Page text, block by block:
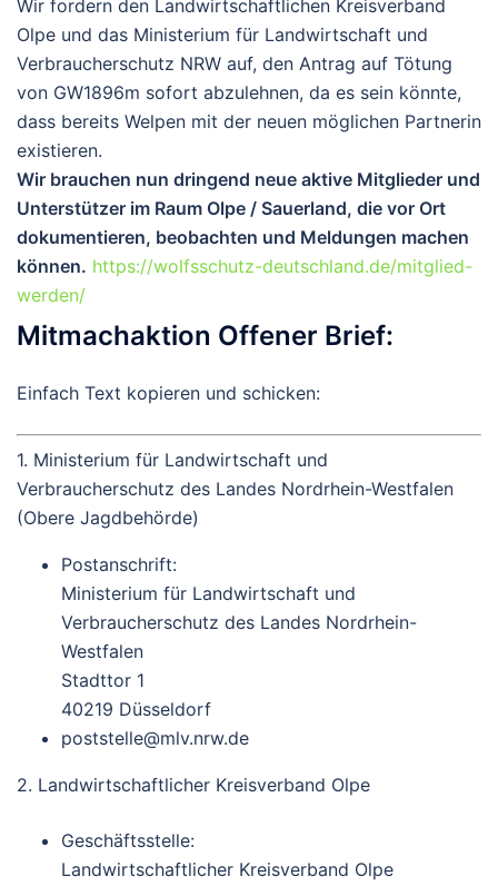
Wir fordern den Landwirtschaftlichen Kreisverband
Olpe und das Ministerium für Landwirtschaft und
Verbraucherschutz NRW auf, den Antrag auf Tötung
von GW1896m sofort abzulehnen, da es sein könnte,
dass bereits Welpen mit der neuen möglichen Partnerin
existieren.
Wir brauchen nun dringend neue aktive Mitglieder und
Unterstützer im Raum Olpe / Sauerland, die vor Ort
dokumentieren, beobachten und Meldungen machen
können. https://wolfsschutz-deutschland.de/mitglied-
werden/
Mitmachaktion Offener Brief:
Einfach Text kopieren und schicken:
1. Ministerium für Landwirtschaft und
Verbraucherschutz des Landes Nordrhein-Westfalen
(Obere Jagdbehörde)
Postanschrift:
Ministerium für Landwirtschaft und
Verbraucherschutz des Landes Nordrhein-
Westfalen
Stadttor 1
40219 Düsseldorf
poststelle@mlv.nrw.de
2. Landwirtschaftlicher Kreisverband Olpe
Geschäftsstelle:
Landwirtschaftlicher Kreisverband Olpe